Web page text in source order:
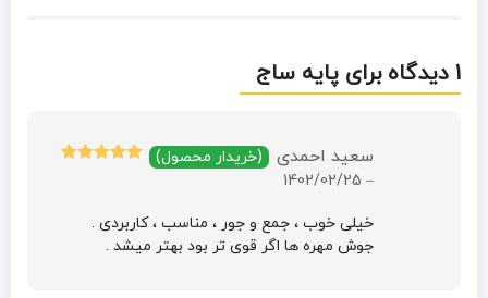
1 دیدگاه برای پایه ساج
سعید احمدی
(خریدار محصول)
–
1402/02/25
خیلی خوب ، جمع و جور ، مناسب ، کاربردی .
جوش مهره ها اگر قوی تر بود بهتر میشد .